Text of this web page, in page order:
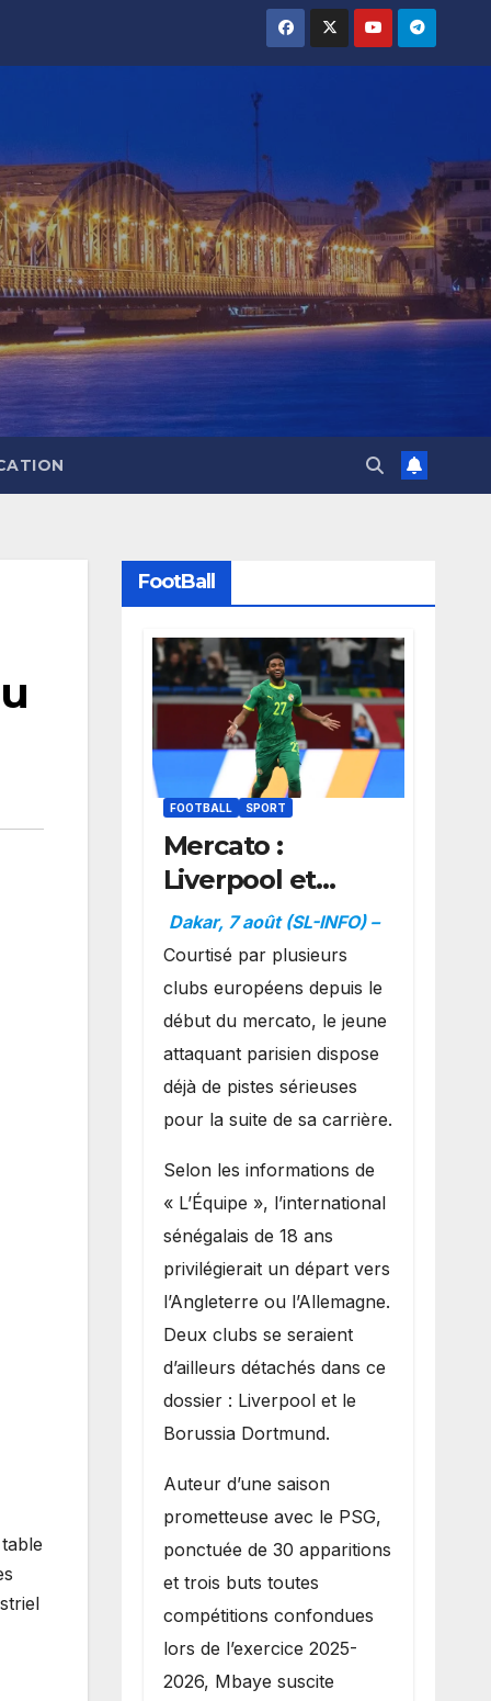
FootBall
FOOTBALL SPORT
Mercato :
Liverpool et
Dortmund se
positionnent en
favoris pour
recruter Ibrahim
Mbaye
Dakar, 7 août (SL-INFO) –
Courtisé par plusieurs
clubs européens depuis le
début du mercato, le jeune
attaquant parisien dispose
déjà de pistes sérieuses
pour la suite de sa carrière.
Selon les informations de
« L’Équipe », l’international
sénégalais de 18 ans
privilégierait un départ vers
l’Angleterre ou l’Allemagne.
Deux clubs se seraient
d’ailleurs détachés dans ce
dossier : Liverpool et le
Borussia Dortmund.
Auteur d’une saison
prometteuse avec le PSG,
ponctuée de 30 apparitions
et trois buts toutes
compétitions confondues
lors de l’exercice 2025-
2026, Mbaye suscite